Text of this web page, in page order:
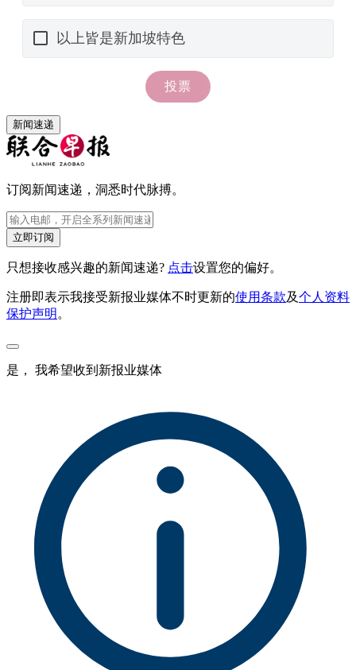
新闻速递
订阅新闻速递，洞悉时代脉搏。
立即订阅
只想接收感兴趣的新闻速递? 点击设置您的偏好。
注册即表示我接受新报业媒体不时更新的使用条款及个人资料
保护声明 。
是， 我希望收到新报业媒体